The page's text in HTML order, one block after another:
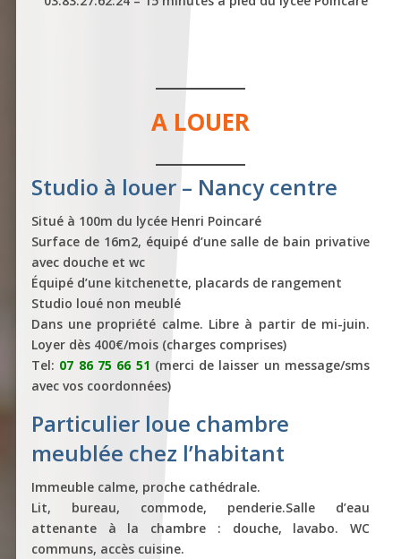
A LOUER
Studio à louer – Nancy centre
Situé à 100m du lycée Henri Poincaré
Surface de 16m2, équipé d’une salle de bain privative
avec douche et wc
Équipé d’une kitchenette, placards de rangement
Studio loué non meublé
Dans une propriété calme. Libre à partir de mi-juin.
Loyer dès 400€/mois (charges comprises)
Tel: 07 86 75 66 51 (merci de laisser un message/sms
avec vos coordonnées)
Particulier loue chambre
meublée chez l’habitant
Immeuble calme, proche cathédrale.
Lit, bureau, commode, penderie.Salle d’eau
attenante à la chambre : douche, lavabo. WC
communs, accès cuisine.